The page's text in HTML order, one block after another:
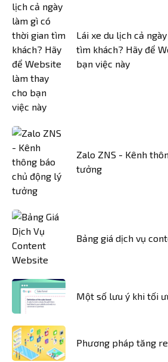
Lái xe du lịch cả
tìm khách? Hãy để
bạn việc này
Zalo ZNS - Kênh
tưởng
Bảng giá dịch vụ
Một số lưu ý khi tối
Phương pháp tăng